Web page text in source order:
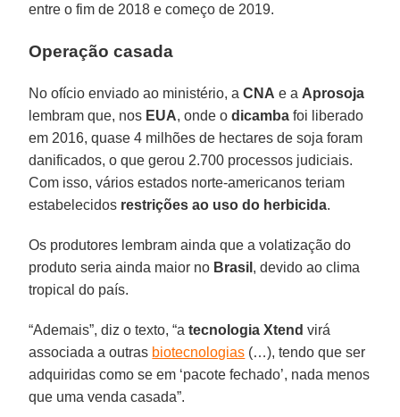
entre o fim de 2018 e começo de 2019.
Operação casada
No ofício enviado ao ministério, aCNA e a Aprosoja
lembram que, nos EUA, onde odicamba foi liberado
em 2016, quase 4 milhões de hectares de soja foram
danificados, o que gerou 2.700 processos judiciais.
Com isso, vários estados norte-americanos teriam
estabelecidos restrições ao uso do herbicida.
Os produtores lembram ainda que a volatização do
produto seria ainda maior no Brasil , devido ao clima
tropical do país.
“Ademais”, diz o texto, “atecnologia Xtend virá
associada a outras biotecnologias (…), tendo que ser
adquiridas como se em ‘pacote fechado’, nada menos
que uma venda casada”.